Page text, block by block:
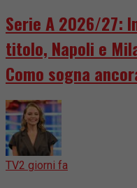
Serie A 2026/27:
titolo, Napoli e
Como sogna
TV2 giorni fa